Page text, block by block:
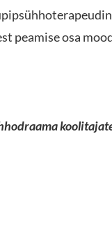
peamise osa